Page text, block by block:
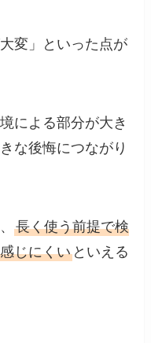
変」といった点が
による部分が大き
な後悔につながり
長く使う前提で検
じにくい といえる